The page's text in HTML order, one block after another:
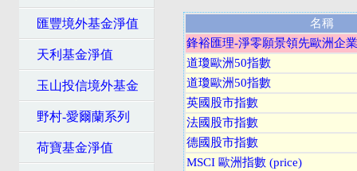
匯豐境外基金淨值
天利基金淨值
玉山投信境外基金
野村-愛爾蘭系列
荷寶基金淨值
名稱
鋒裕匯理-淨零願景領先歐洲企
道瓊歐洲50指數
道瓊歐洲50指數
英國股市指數
法國股市指數
德國股市指數
MSCI 歐洲指數 (price)